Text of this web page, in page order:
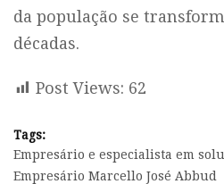
da população se
décadas.
Post Views: 62
Tags:
Empresário e especialista em
Empresário Marcello José Abbud